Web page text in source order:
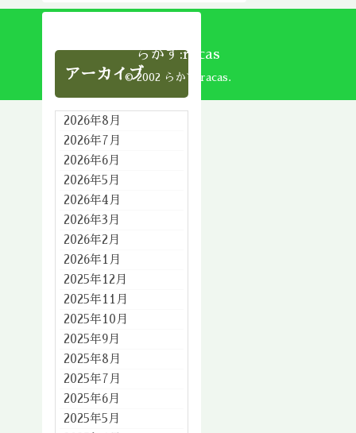
アーカイブ
2026年8月
2026年7月
2026年6月
2026年5月
2026年4月
2026年3月
2026年2月
2026年1月
2025年12月
2025年11月
2025年10月
2025年9月
2025年8月
2025年7月
2025年6月
2025年5月
らかす:racas
© 2002 らかす:racas.